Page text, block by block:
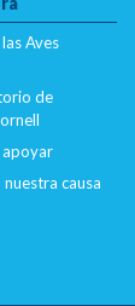
Aves
de
causa